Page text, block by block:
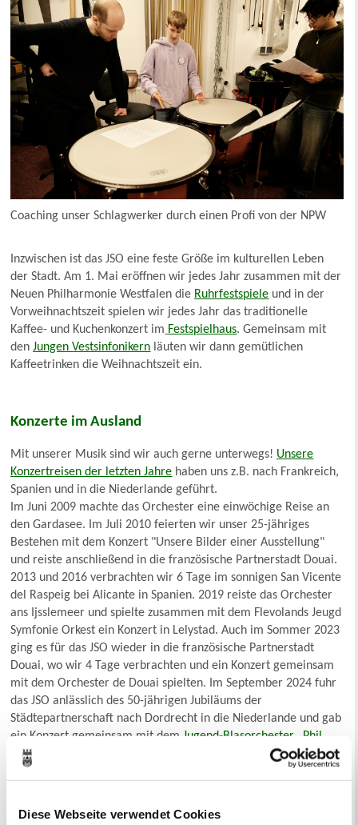
Diese Webseite verwendet Cookies
Coaching unser Schlagwerker durch einen Profi von der NPW
Inzwischen ist das JSO eine feste Größe im kulturellen Leben
der Stadt. Am 1. Mai eröffnen wir jedes Jahr zusammen mit der
Neuen Philharmonie Westfalen die Ruhrfestspiele und in der
Vorweihnachtszeit spielen wir jedes Jahr das traditionelle
Kaffee- und Kuchenkonzert im Festspielhaus. Gemeinsam mit
denJungen Vestsinfonikern läuten wir dann gemütlichen
Kaffeetrinken die Weihnachtszeit ein.
Konzerte im Ausland
Mit unserer Musik sind wir auch gerne unterwegs! Unsere
Konzertreisen der letzten Jahre haben uns z.B. nach Frankreich,
Spanien und in die Niederlande geführt.
Im Juni 2009 machte das Orchester eine einwöchige Reise an
den Gardasee. Im Juli 2010 feierten wir unser 25-jähriges
Bestehen mit dem Konzert "Unsere Bilder einer Ausstellung"
und reiste anschließend in die französische Partnerstadt Douai.
2013 und 2016 verbrachten wir 6 Tage im sonnigen San Vicente
del Raspeig bei Alicante in Spanien. 2019 reiste das Orchester
ans Ijsslemeer und spielte zusammen mit dem Flevolands Jeugd
Symfonie Orkest ein Konzert in Lelystad. Auch im Sommer 2023
ging es für das JSO wieder in die französische Partnerstadt
Douai, wo wir 4 Tage verbrachten und ein Konzert gemeinsam
mit dem Orchester de Douai spielten. Im September 2024 fuhr
das JSO anlässlich des 50-jährigen Jubiläums der
Städtepartnerschaft nach Dordrecht in die Niederlande und gab
ein Konzert gemeinsam mit dem Jugend-Blasorchester „Phil
Young“ des Vereins „Dordrecht Philharmonisch“.